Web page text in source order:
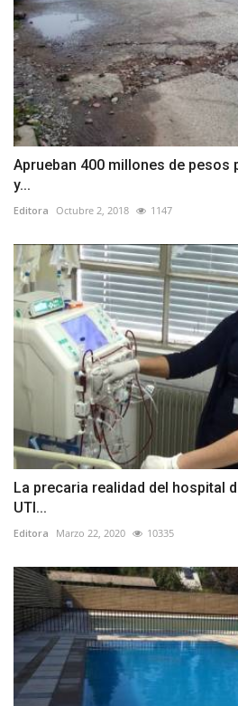
Aprueban 400 millones de pesos
y...
Editora Octubre 2, 2018 1147
La precaria realidad del hospital
UTI...
Editora Marzo 22, 2020 10335